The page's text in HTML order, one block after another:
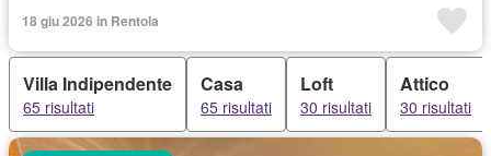
18 giu 2026 in Rentola
Villa Indipendente
65 risultati
Casa
65 risultati
Loft
30 risultati
Attico
30 risultati